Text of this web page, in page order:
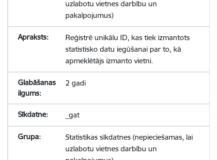
uzlabotu vietnes darbību un
pakalpojumus)
Reģistrē unikālu ID, kas tiek izmantots
statistisko datu iegūšanai par to, kā
apmeklētājs izmanto vietni.
2 gadi
_gat
Statistikas sīkdatnes (nepieciešamas, lai
uzlabotu vietnes darbību un